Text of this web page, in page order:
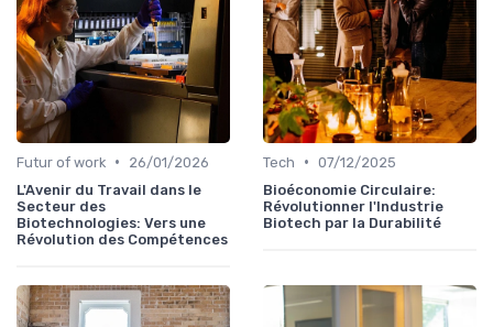
Futur of work •
26/01/2026
L'Avenir du Travail dans le
Secteur des
Biotechnologies: Vers une
Révolution des Compétences
Tech • 07/12/2025
Bioéconomie Circulaire:
Révolutionner l'Industrie
Biotech par la Durabilité